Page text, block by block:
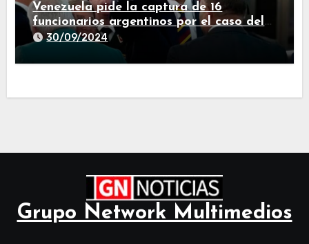
Venezuela pide la captura de 16
funcionarios argentinos por el caso del
avión iraní que estuvo en Buenos Aires
30/09/2024
Grupo Network Multimedios